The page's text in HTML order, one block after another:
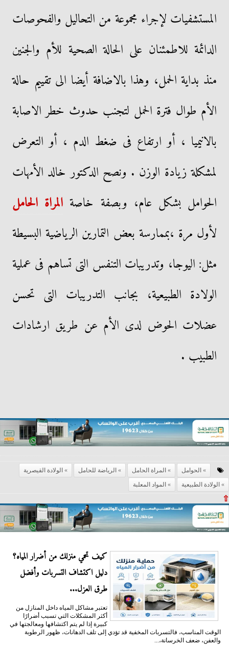
المستشفيات لإجراء مجموعة من التحاليل والفحوصات
الدائمة للاطمئنان على الحالة الصحية للأم والجنين
منذ بداية الحمل، وهذا بالاضافة أيضا الى تقييم حالة
الأم طوال فترة الحمل لتجنب حدوث خطر الاصابة
بالانيميا ، أو ارتفاع فى ضغط الدم ، أو التعرض
لمشكلة زيادة الوزن . ونصح الدكتور خالد الأمهات
الحوامل بشكل عام، وبصفة خاصة المراة الحامل
لأول مرة ،بممارسة بعض التمارين الرياضية البسيطة
مثل: اليوجا، وتدريبات التنفس التى تساهم فى عملية
الولادة الطبيعية، بجانب التدريبات التى تحسن
عضلات الحوض لدى الأم عن طريق ارشادات
الطبيب .
الحوامل المراة الحامل الرياضة للحامل
الولادة القيصرية
الولادة الطبيعية
المواد المعلبة
⇧
كيف تحمي منزلك من أضرار المياه؟
دليل اكتشاف التسربات وأفضل
طرق العزل...
تعتبر مشاكل المياه داخل المنازل من
أكثر المشكلات التي تسبب أضرارًا
كبيرة إذا لم يتم اكتشافها ومعالجتها في
الوقت المناسب، فالتسربات المخفية قد تؤدي إلى تلف الدهانات، ظهور الرطوبة
والعفن، ضعف الخرسانة،...